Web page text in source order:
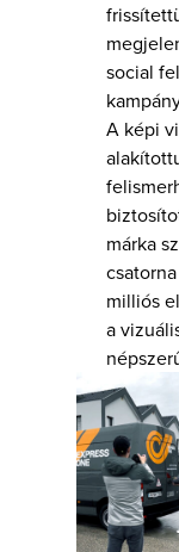
social
A képi
márka
milliós
a